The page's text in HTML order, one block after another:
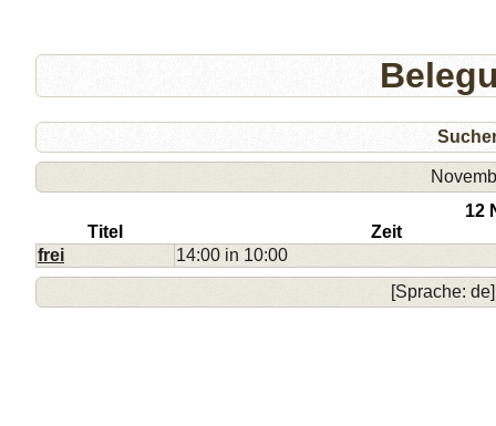
12
Titel
Zeit
frei
14:00 in 10:00
[Sprache: